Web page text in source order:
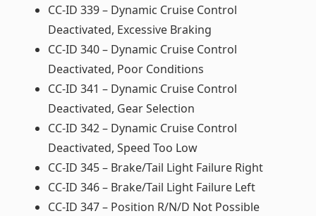
CC-ID 339 – Dynamic Cruise Control
Deactivated, Excessive Braking
CC-ID 340 – Dynamic Cruise Control
Deactivated, Poor Conditions
CC-ID 341 – Dynamic Cruise Control
Deactivated, Gear Selection
CC-ID 342 – Dynamic Cruise Control
Deactivated, Speed Too Low
CC-ID 345 – Brake/Tail Light Failure Right
CC-ID 346 – Brake/Tail Light Failure Left
CC-ID 347 – Position R/N/D Not Possible